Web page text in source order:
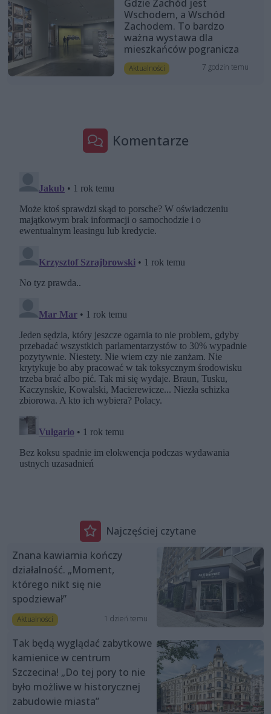
Gdzie Zachód jest
Wschodem, a Wschód
Zachodem. To bardzo
ważna wystawa dla
mieszkańców pogranicza
Aktualności 7 godzin temu
Komentarze
Najczęściej czytane
Znana kawiarnia kończy
działalność. „Moment,
którego nikt się nie
spodziewał”
Aktualności 1 dzień temu
Tak będą wyglądać zabytkowe
kamienice w centrum
Szczecina! „Do tej pory to nie
było możliwe w historycznej
zabudowie miasta”